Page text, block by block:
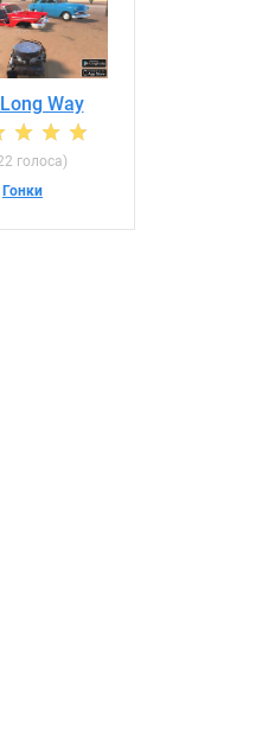
Way
голоса)
Гонки